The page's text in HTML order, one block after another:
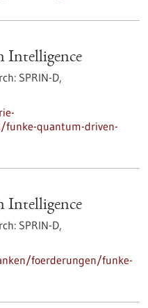
Intelligence
SPRIN-D,
quantum-driven-
Intelligence
SPRIN-D,
foerderungen/funke-